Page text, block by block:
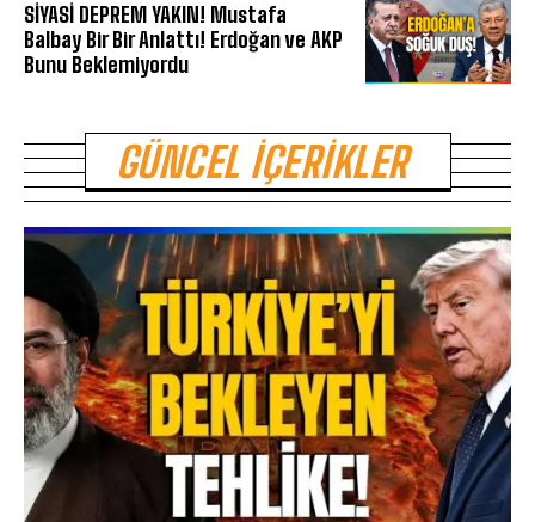
SİYASİ DEPREM YAKIN! Mustafa
Balbay Bir Bir Anlattı! Erdoğan ve AKP
Bunu Beklemiyordu
GÜNCEL İÇERIKLER